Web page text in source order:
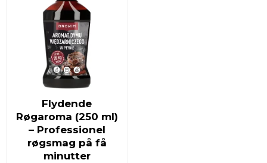
Flydende
Røgaroma (250 ml)
– Professionel
røgsmag på få
minutter